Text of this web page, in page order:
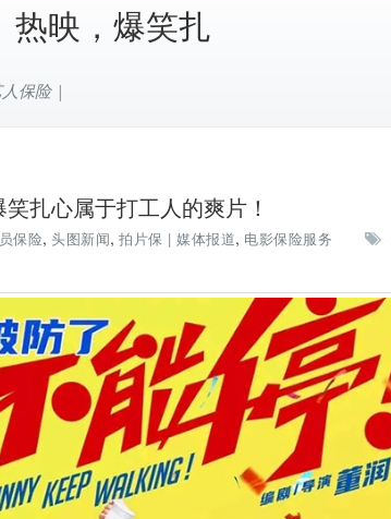
热映，爆笑扎
保险 |
扎心属于打工人的爽片！
保险, 头图新闻, 拍片保 | 媒体报道, 电影保险服务